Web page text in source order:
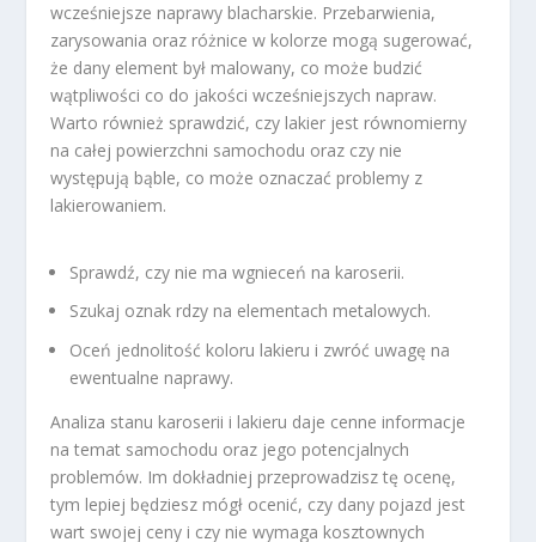
wcześniejsze naprawy blacharskie. Przebarwienia,
zarysowania oraz różnice w kolorze mogą sugerować,
że dany element był malowany, co może budzić
wątpliwości co do jakości wcześniejszych napraw.
Warto również sprawdzić, czy lakier jest równomierny
na całej powierzchni samochodu oraz czy nie
występują bąble, co może oznaczać problemy z
lakierowaniem.
Sprawdź, czy nie ma wgnieceń na karoserii.
Szukaj oznak rdzy na elementach metalowych.
Oceń jednolitość koloru lakieru i zwróć uwagę na
ewentualne naprawy.
Analiza stanu karoserii i lakieru daje cenne informacje
na temat samochodu oraz jego potencjalnych
problemów. Im dokładniej przeprowadzisz tę ocenę,
tym lepiej będziesz mógł ocenić, czy dany pojazd jest
wart swojej ceny i czy nie wymaga kosztownych